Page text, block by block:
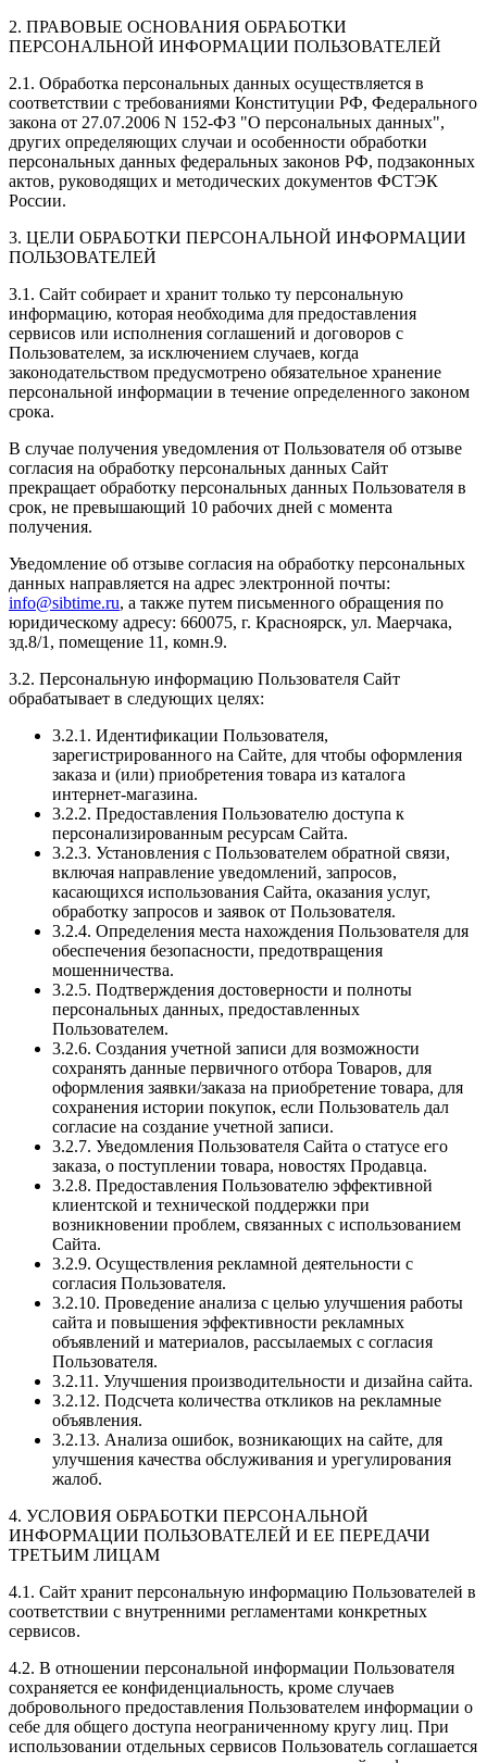
2. ПРАВОВЫЕ ОСНОВАНИЯ ОБРАБОТКИ
ПЕРСОНАЛЬНОЙ ИНФОРМАЦИИ ПОЛЬЗОВАТЕЛЕЙ
2.1. Обработка персональных данных осуществляется в
соответствии с требованиями Конституции РФ, Федерального
закона от 27.07.2006 N 152-ФЗ "О персональных данных",
других определяющих случаи и особенности обработки
персональных данных федеральных законов РФ, подзаконных
актов, руководящих и методических документов ФСТЭК
России.
3. ЦЕЛИ ОБРАБОТКИ ПЕРСОНАЛЬНОЙ ИНФОРМАЦИИ
ПОЛЬЗОВАТЕЛЕЙ
3.1. Сайт собирает и хранит только ту персональную
информацию, которая необходима для предоставления
сервисов или исполнения соглашений и договоров с
Пользователем, за исключением случаев, когда
законодательством предусмотрено обязательное хранение
персональной информации в течение определенного законом
срока.
В случае получения уведомления от Пользователя об отзыве
согласия на обработку персональных данных Сайт
прекращает обработку персональных данных Пользователя в
срок, не превышающий 10 рабочих дней с момента
получения.
Уведомление об отзыве согласия на обработку персональных
данных направляется на адрес электронной почты:
info@sibtime.ru, а также путем письменного обращения по
юридическому адресу: 660075, г. Красноярск, ул. Маерчака,
зд.8/1, помещение 11, комн.9.
3.2. Персональную информацию Пользователя Сайт
обрабатывает в следующих целях:
3.2.1. Идентификации Пользователя,
зарегистрированного на Сайте, для чтобы оформления
заказа и (или) приобретения товара из каталога
интернет-магазина.
3.2.2. Предоставления Пользователю доступа к
персонализированным ресурсам Сайта.
3.2.3. Установления с Пользователем обратной связи,
включая направление уведомлений, запросов,
касающихся использования Сайта, оказания услуг,
обработку запросов и заявок от Пользователя.
3.2.4. Определения места нахождения Пользователя для
обеспечения безопасности, предотвращения
мошенничества.
3.2.5. Подтверждения достоверности и полноты
персональных данных, предоставленных
Пользователем.
3.2.6. Создания учетной записи для возможности
сохранять данные первичного отбора Товаров, для
оформления заявки/заказа на приобретение товара, для
сохранения истории покупок, если Пользователь дал
согласие на создание учетной записи.
3.2.7. Уведомления Пользователя Сайта о статусе его
заказа, о поступлении товара, новостях Продавца.
3.2.8. Предоставления Пользователю эффективной
клиентской и технической поддержки при
возникновении проблем, связанных с использованием
Сайта.
3.2.9. Осуществления рекламной деятельности с
согласия Пользователя.
3.2.10. Проведение анализа с целью улучшения работы
сайта и повышения эффективности рекламных
объявлений и материалов, рассылаемых с согласия
Пользователя.
3.2.11. Улучшения производительности и дизайна сайта.
3.2.12. Подсчета количества откликов на рекламные
объявления.
3.2.13. Анализа ошибок, возникающих на сайте, для
улучшения качества обслуживания и урегулирования
жалоб.
4. УСЛОВИЯ ОБРАБОТКИ ПЕРСОНАЛЬНОЙ
ИНФОРМАЦИИ ПОЛЬЗОВАТЕЛЕЙ И ЕЕ ПЕРЕДАЧИ
ТРЕТЬИМ ЛИЦАМ
4.1. Сайт хранит персональную информацию Пользователей в
соответствии с внутренними регламентами конкретных
сервисов.
4.2. В отношении персональной информации Пользователя
сохраняется ее конфиденциальность, кроме случаев
добровольного предоставления Пользователем информации о
себе для общего доступа неограниченному кругу лиц. При
использовании отдельных сервисов Пользователь соглашается